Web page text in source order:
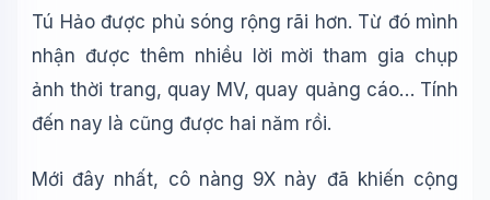
Tú Hảo được phủ sóng rộng rãi hơn. Từ đó mình
nhận được thêm nhiều lời mời tham gia chụp
ảnh thời trang, quay MV, quay quảng cáo… Tính
đến nay là cũng được hai năm rồi.
Mới đây nhất, cô nàng 9X này đã khiến cộng
Tôi là trợ lý AI của TuDienWiki. Hãy hỏi tôi bất kỳ điều gì
về các bài viết trên Wiki!
🪐 Sao Mộc là gì?
📚 Lịch sử Việt Nam
🔬 Albert Einstein